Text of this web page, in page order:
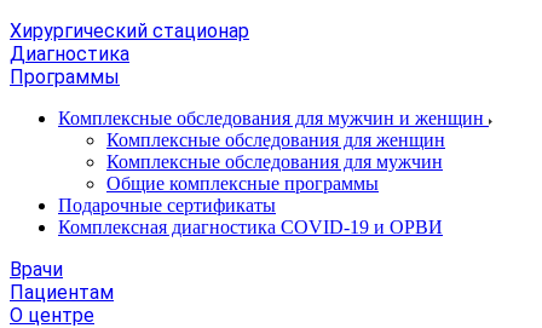
Хирургический стационар
Диагностика
Программы
Комплексные обследования для мужчин и женщин
Комплексные обследования для женщин
Комплексные обследования для мужчин
Общие комплексные программы
Подарочные сертификаты
Комплексная диагностика COVID-19 и ОРВИ
Врачи
Пациентам
О центре